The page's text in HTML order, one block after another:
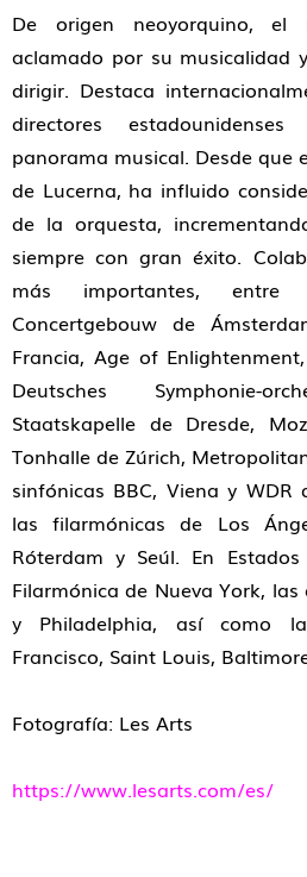
De origen neoyorquino, el
aclamado por su musicalidad
dirigir. Destaca
directores
panorama musical. Desde que
de Lucerna, ha influido
de la orquesta,
siempre con gran éxito.
más importantes,
Concertgebouw de
Francia, Age of
Deutsches Symphonie-
Staatskapelle de Dresde,
Tonhalle de Zúrich,
sinfónicas BBC, Viena y WDR
las filarmónicas de Los
Róterdam y Seúl. En
Filarmónica de Nueva York,
y Philadelphia, así como
Francisco, Saint Louis,
Fotografía: Les Arts
https://www.lesarts.com/es/